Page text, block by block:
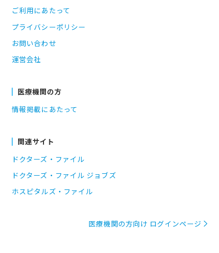
ご利用にあたって
プライバシーポリシー
お問い合わせ
運営会社
医療機関の方
情報掲載にあたって
関連サイト
ドクターズ・ファイル
ドクターズ・ファイル ジョブズ
ホスピタルズ・ファイル
医療機関の方向け ログインページ